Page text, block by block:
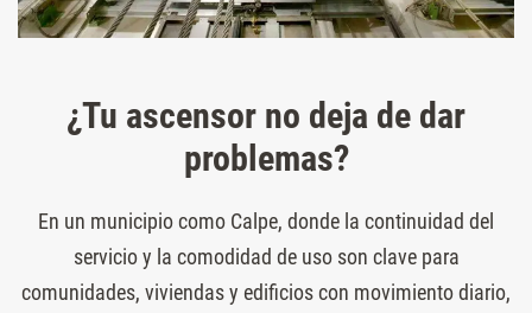
¿Tu ascensor no deja de dar
problemas?
En un municipio como Calpe, donde la continuidad del
servicio y la comodidad de uso son clave para
comunidades, viviendas y edificios con movimiento diario,